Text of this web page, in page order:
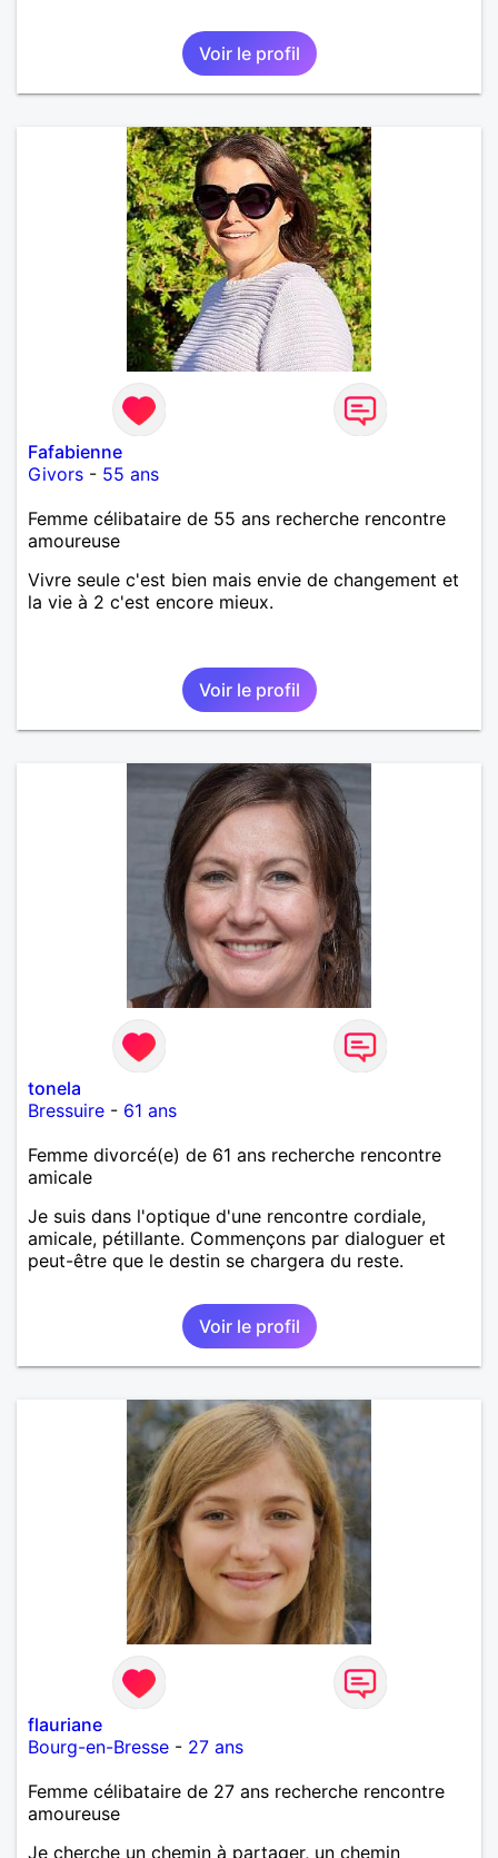
Voir le profil
Fafabienne
Givors - 55 ans
Femme célibataire de 55 ans recherche rencontre
amoureuse
Vivre seule c'est bien mais envie de changement et
la vie à 2 c'est encore mieux.
Voir le profil
tonela
Bressuire - 61 ans
Femme divorcé(e) de 61 ans recherche rencontre
amicale
Je suis dans l'optique d'une rencontre cordiale,
amicale, pétillante. Commençons par dialoguer et
peut-être que le destin se chargera du reste.
Voir le profil
flauriane
Bourg-en-Bresse - 27 ans
Femme célibataire de 27 ans recherche rencontre
amoureuse
Je cherche un chemin à partager, un chemin